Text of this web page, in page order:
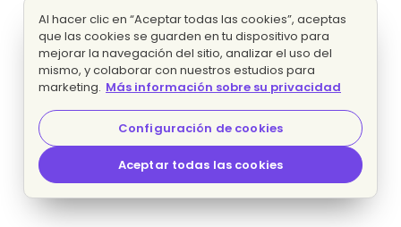
Al hacer clic en “Aceptar todas las cookies”, aceptas
que las cookies se guarden en tu dispositivo para
mejorar la navegación del sitio, analizar el uso del
mismo, y colaborar con nuestros estudios para
marketing. Más información sobre su privacidad
Configuración de cookies
Aceptar todas las cookies